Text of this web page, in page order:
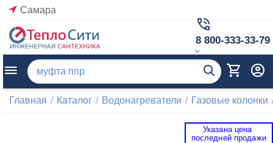
Самара
8 800-333-33-79
Главная / Каталог / Водонагреватели / Газовые колонки
Указана цена
последней продажи